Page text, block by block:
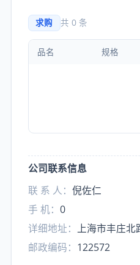
求购 共 0 条
品名 规格
公司联系信息
联 系 人： 倪佐仁
手 机： 0
详细地址： 上海市丰庄北
邮政编码： 122572